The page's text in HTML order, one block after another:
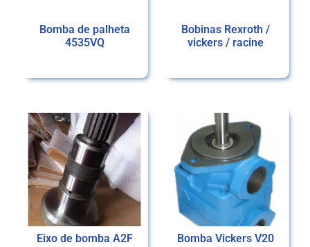
Bomba de palheta
4535VQ
Bobinas Rexroth /
vickers / racine
Eixo de bomba A2F Bomba Vickers V20